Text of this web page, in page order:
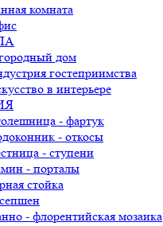
комната
дом
гостеприимства
в интерьере
- фартук
- откосы
- ступени
- порталы
стойка
- флорентийская мозаика